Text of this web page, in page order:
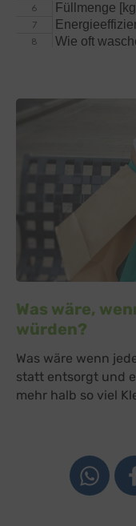
Was wäre,
würden?
Was wäre wenn
statt entsorgt und
mehr halb so viel